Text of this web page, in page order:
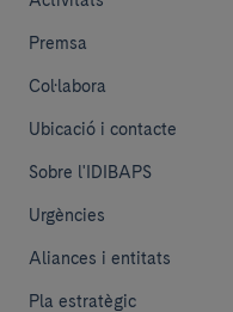
Premsa
Col·labora
Ubicació i contacte
Sobre l'IDIBAPS
Urgències
Aliances i entitats
Pla estratègic